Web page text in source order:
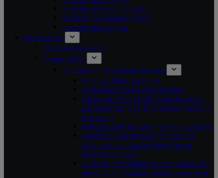
Kristaller mot sömnproblem
kristaller mot negativ energi
Kristaller mot ångest
Kristallskolan
Våra senaste inlägg
Övriga artiklar
Introduktion till Helande Kristaller
Ametists Effekt på Sinnet
Chakrabalansering med Kristaller
Citrins Attraktionskraft: Utforska citrins
påstådda förmåga att attrahera välstånd
och glädje
Energigivande Kristaller för Arbetsplatsen
Färgterapi och Kristaller: Kombinera
färgterapi med kristalläkning för en
holistisk approach
Guide till Kristallaffirmationer: Skapa och
använda affirmationsmeddelanden med